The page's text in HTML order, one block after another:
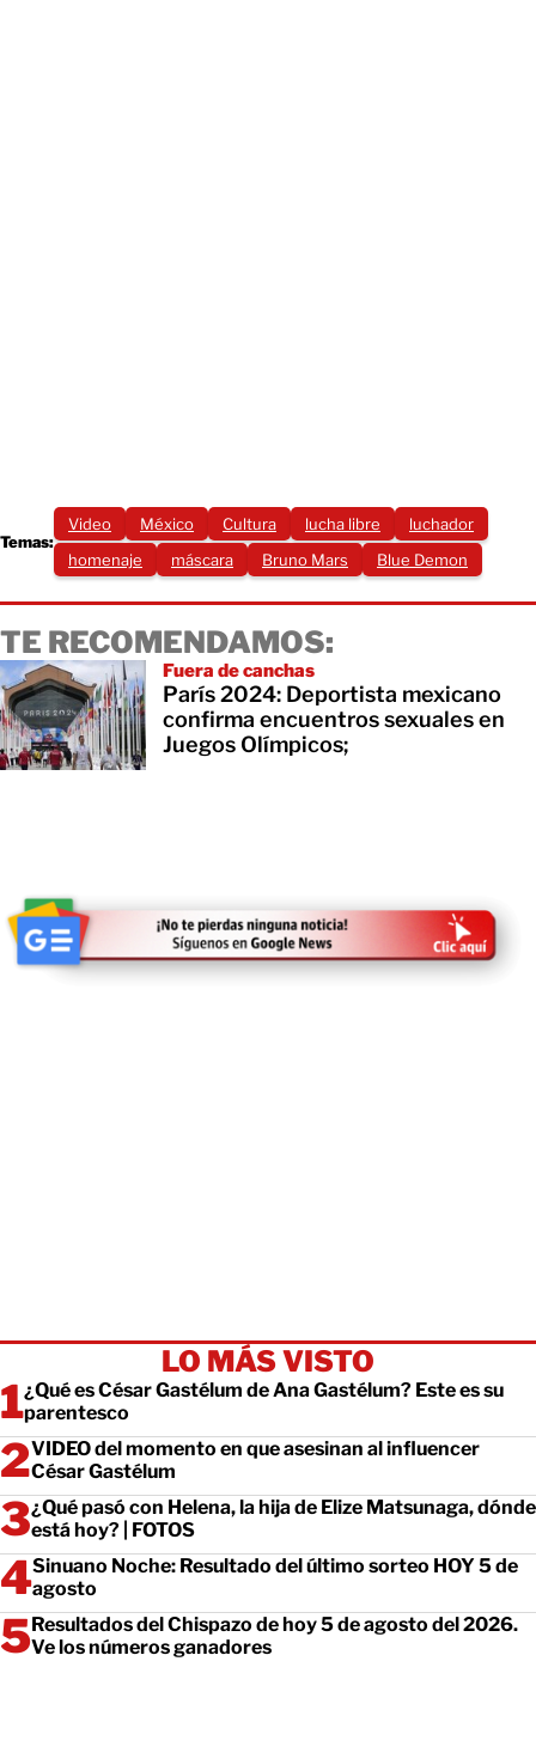
Temas:
Video México Cultura lucha libre
luchador
homenaje
máscara Bruno Mars Blue Demon
TE RECOMENDAMOS:
Fuera de canchas
París 2024: Deportista mexicano
confirma encuentros sexuales en
Juegos Olímpicos;
LO MÁS VISTO
¿Qué es César Gastélum de Ana Gastélum? Este es su
parentesco
VIDEO del momento en que asesinan al influencer
César Gastélum
¿Qué pasó con Helena, la hija de Elize Matsunaga, dónde
está hoy? | FOTOS
Sinuano Noche: Resultado del último sorteo HOY 5 de
agosto
Resultados del Chispazo de hoy 5 de agosto del 2026.
Ve los números ganadores